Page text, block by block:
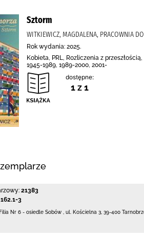
Sztorm
WITKIEWICZ, MAGDALENA, PRACOWNIA
Rok wydania: 2025.
Kobieta, PRL, Rozliczenia z
1945-1989, 1989-2000, 2001-
dostępne:
1 z 1
21383
3
Filia Nr 6 - osiedle Sobów ul. Kościelna 3 39-400